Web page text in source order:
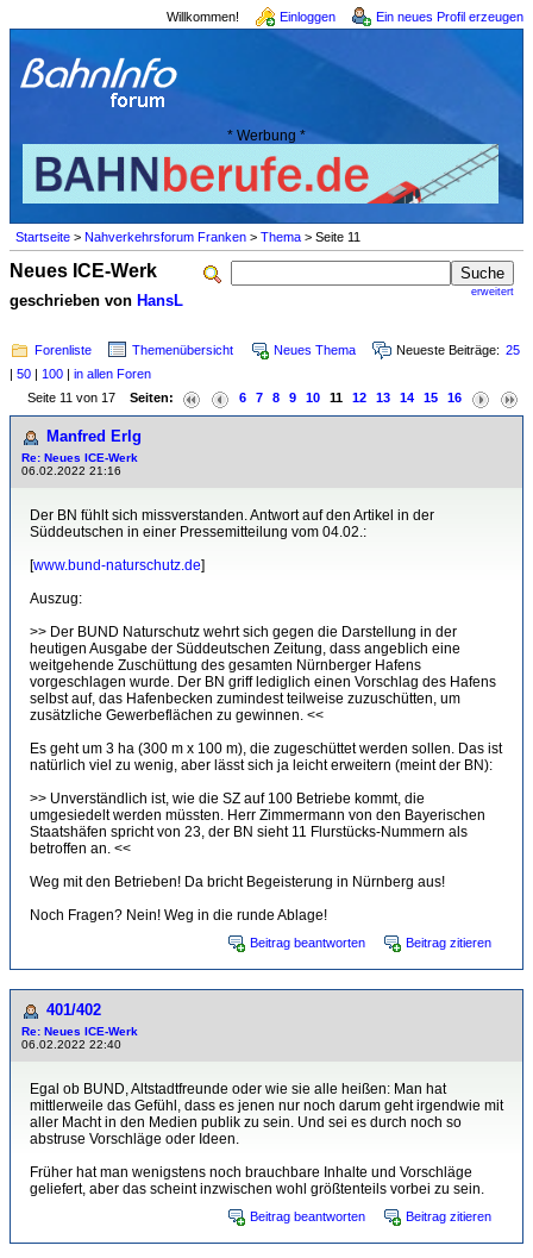
Willkommen! Einloggen Ein neues Profil erzeugen
* Werbung *
Startseite > Nahverkehrsforum Franken > Thema > Seite 11
erweitert
Neues ICE-Werk
geschrieben von HansL
Forenliste Themenübersicht Neues Thema Neueste Beiträge: 25
| 50 | 100 | in allen Foren
Seite 11 von 17 Seiten: 6 7 8 9 10 11 12 13 14 15 16
Manfred Erlg
Re: Neues ICE-Werk
06.02.2022 21:16
Der BN fühlt sich missverstanden. Antwort auf den Artikel in der
Süddeutschen in einer Pressemitteilung vom 04.02.:
[www.bund-naturschutz.de]
Auszug:
>> Der BUND Naturschutz wehrt sich gegen die Darstellung in der
heutigen Ausgabe der Süddeutschen Zeitung, dass angeblich eine
weitgehende Zuschüttung des gesamten Nürnberger Hafens
vorgeschlagen wurde. Der BN griff lediglich einen Vorschlag des Hafens
selbst auf, das Hafenbecken zumindest teilweise zuzuschütten, um
zusätzliche Gewerbeflächen zu gewinnen. <<
Es geht um 3 ha (300 m x 100 m), die zugeschüttet werden sollen. Das ist
natürlich viel zu wenig, aber lässt sich ja leicht erweitern (meint der BN):
>> Unverständlich ist, wie die SZ auf 100 Betriebe kommt, die
umgesiedelt werden müssten. Herr Zimmermann von den Bayerischen
Staatshäfen spricht von 23, der BN sieht 11 Flurstücks-Nummern als
betroffen an. <<
Weg mit den Betrieben! Da bricht Begeisterung in Nürnberg aus!
Noch Fragen? Nein! Weg in die runde Ablage!
Beitrag beantworten Beitrag zitieren
401/402
Re: Neues ICE-Werk
06.02.2022 22:40
Egal ob BUND, Altstadtfreunde oder wie sie alle heißen: Man hat
mittlerweile das Gefühl, dass es jenen nur noch darum geht irgendwie mit
aller Macht in den Medien publik zu sein. Und sei es durch noch so
abstruse Vorschläge oder Ideen.
Früher hat man wenigstens noch brauchbare Inhalte und Vorschläge
geliefert, aber das scheint inzwischen wohl größtenteils vorbei zu sein.
Beitrag beantworten Beitrag zitieren